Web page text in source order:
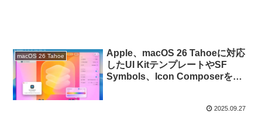
macOS 26 Tahoe
Apple、macOS 26 Tahoeに対応
したUI KitテンプレートやSF
Symbols、Icon Composerをマ
2025.09.27